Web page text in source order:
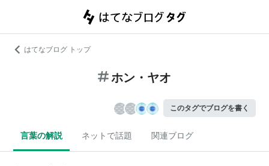
はてなブログ トップ
ホン・ヤオ
このタグでブログを書く
言葉の解説 ネットで話題 関連ブログ